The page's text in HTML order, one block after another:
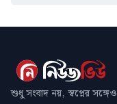
শুধু সংবাদ নয়, স্বপ্নের সঙ্গেও